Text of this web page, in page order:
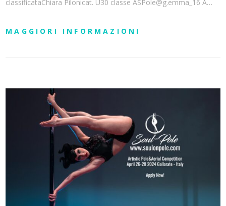
classificataChiara Pilonicat. U30 classe ASPole@g.emma_16 A…
MAGGIORI INFORMAZIONI